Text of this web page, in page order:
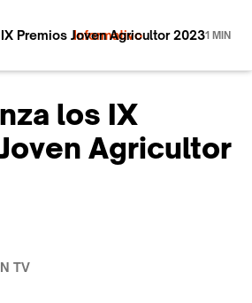
Informativo
Premios Joven Agricultor 20231 MIN
los IX
Agricultor
TV